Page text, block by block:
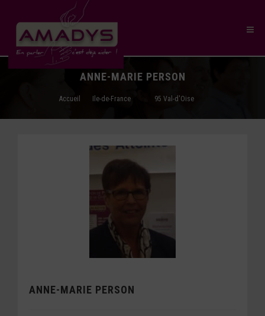
ANNE-MARIE PERSON
Accueil Ile-de-France 95 Val-d'Oise
ANNE-MARIE PERSON